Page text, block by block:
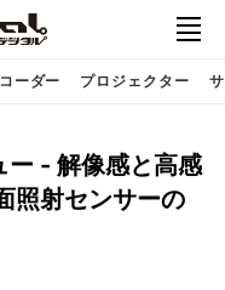
ーダー プロジェクター
ー - 解像感と高感
照射センサーの